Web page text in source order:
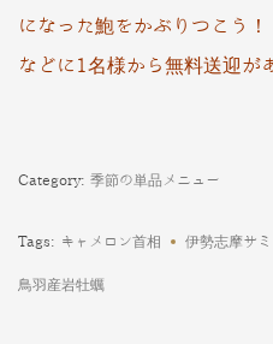
になった鮑をかぶりつこう
などに1名様から無料送迎が
Category: 季節の単品メニュー
Tags: キャメロン首相 伊勢志摩サミ
鳥羽産岩牡蠣